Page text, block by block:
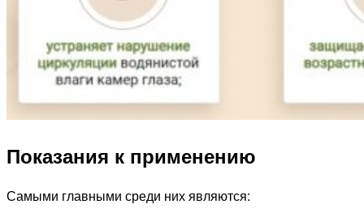
Показания к применению
Самыми главными среди них являются: